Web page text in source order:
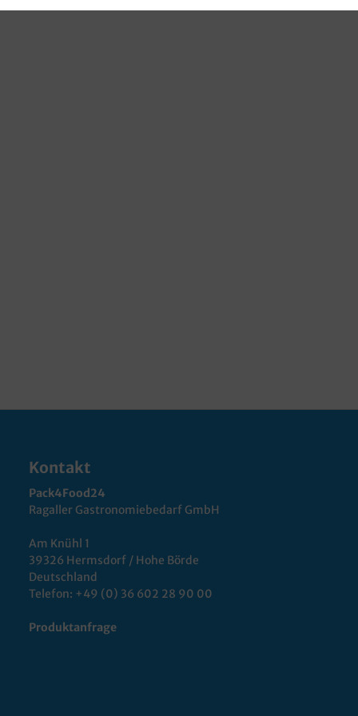
Kontakt
Pack4Food24
Ragaller Gastronomiebedarf GmbH
Am Knühl 1
39326 Hermsdorf / Hohe Börde
Deutschland
Telefon: +49 (0) 36 602 28 90 00
Produktanfrage